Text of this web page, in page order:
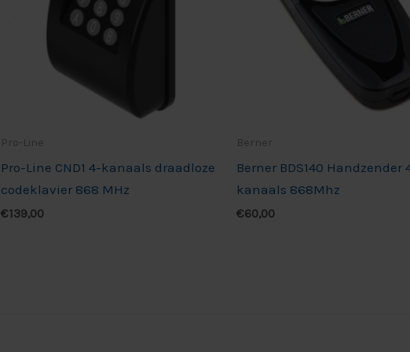
Pro-Line
Pro-Line CND1 4-kanaals draadloze
codeklavier 868 MHz
€139,00
Berner
Berner BDS140 Handzender
kanaals 868Mhz
€60,00